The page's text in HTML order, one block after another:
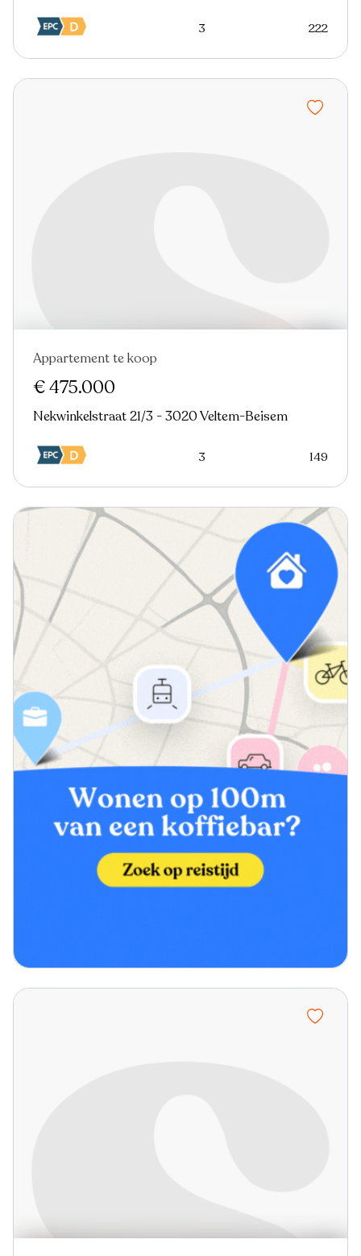
3 222
Virtual tour
Appartement te koop
€ 475.000
Nekwinkelstraat 21/3 - 3020 Veltem-Beisem
3 149